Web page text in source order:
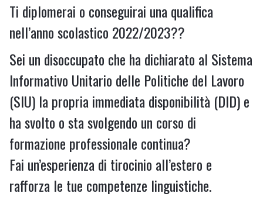
Ti diplomerai o conseguirai una qualifica
nell’anno scolastico 2022/2023??
Sei un disoccupato che ha dichiarato al Sistema
Informativo Unitario delle Politiche del Lavoro
(SIU) la propria immediata disponibilità (DID) e
ha svolto o sta svolgendo un corso di
formazione professionale continua?
Fai un’esperienza di tirocinio all’estero e
rafforza le tue competenze linguistiche.